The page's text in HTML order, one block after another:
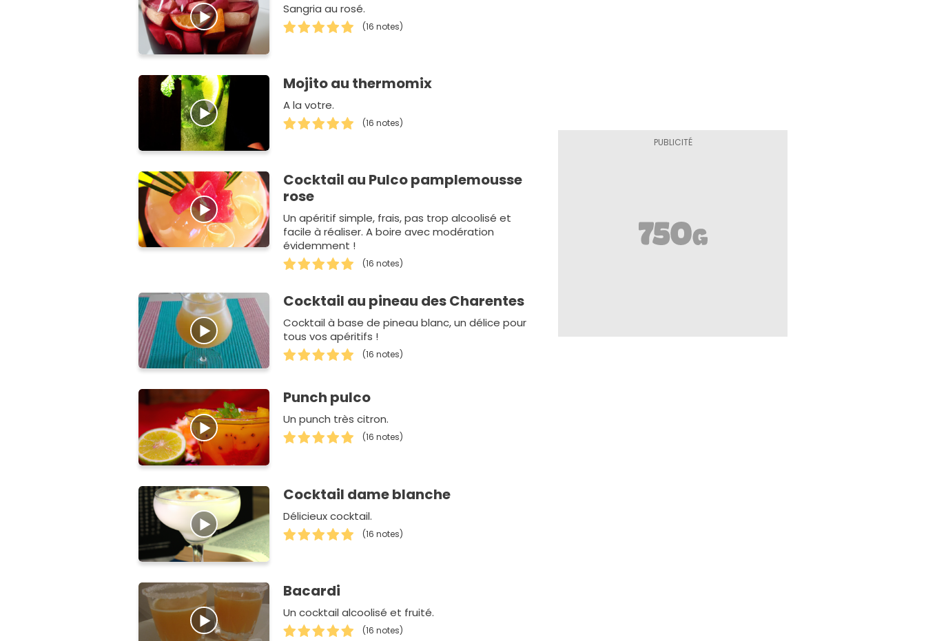
Sangria au rosé.
(16 notes)
Mojito au thermomix
A la votre.
(16 notes)
Cocktail au Pulco pamplemousse
rose
Un apéritif simple, frais, pas trop alcoolisé et
facile à réaliser. A boire avec modération
évidemment !
(16 notes)
Cocktail au pineau des Charentes
Cocktail à base de pineau blanc, un délice pour
tous vos apéritifs !
(16 notes)
Punch pulco
Un punch très citron.
(16 notes)
Cocktail dame blanche
Délicieux cocktail.
(16 notes)
Bacardi
Un cocktail alcoolisé et fruité.
(16 notes)